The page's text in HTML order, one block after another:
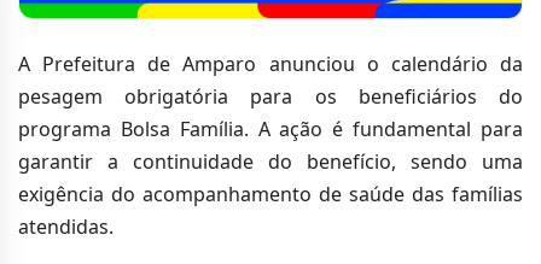
A Prefeitura de Amparo anunciou o calendário da
pesagem obrigatória para os beneficiários do
programa Bolsa Família. A ação é fundamental para
garantir a continuidade do benefício, sendo uma
exigência do acompanhamento de saúde das famílias
atendidas.